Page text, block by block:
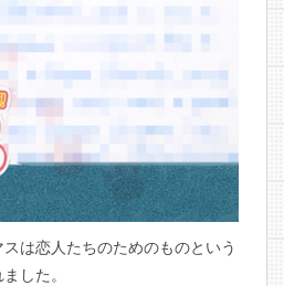
は恋人たちのためのものという
した。